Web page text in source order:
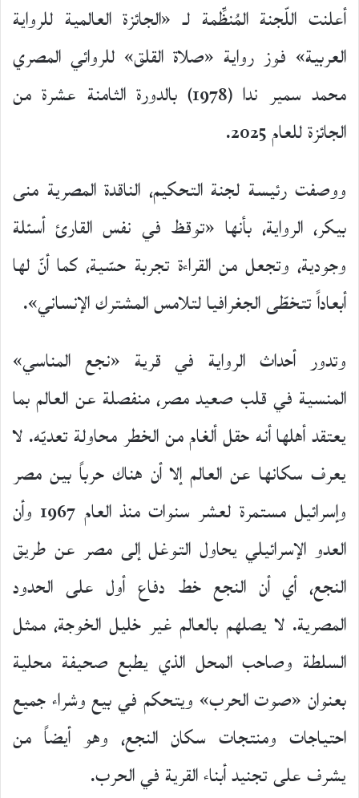
أعلنت اللّجنة المُنظِّمة لـ «الجائزة العالمية للرواية
العربية» فوز رواية «صلاة القلق» للروائي المصري
محمد سمير ندا (1978) بالدورة الثامنة عشرة من
الجائزة للعام 2025.
ووصفت رئيسة لجنة التحكيم، الناقدة المصرية منى
بيكر، الرواية، بأنها «توقظ في نفس القارئ أسئلة
وجودية، وتجعل من القراءة تجربة حسّية، كما أنّ لها
أبعاداً تتخطّى الجغرافيا لتلامس المشترك الإنساني».
وتدور أحداث الرواية في قرية «نجع المناسي»
المنسية في قلب صعيد مصر، منفصلة عن العالم بما
يعتقد أهلها أنه حقل ألغام من الخطر محاولة تعديّه. لا
يعرف سكانها عن العالم إلا أن هناك حرباً بين مصر
وإسرائيل مستمرة لعشر سنوات منذ العام 1967 وأن
العدو الإسرائيلي يحاول التوغل إلى مصر عن طريق
النجع، أي أن النجع خط دفاع أول على الحدود
المصرية. لا يصلهم بالعالم غير خليل الخوجة، ممثل
السلطة وصاحب المحل الذي يطبع صحيفة محلية
بعنوان «صوت الحرب» ويتحكم في بيع وشراء جميع
احتياجات ومنتجات سكان النجع، وهو أيضاً من
يشرف على تجنيد أبناء القرية في الحرب.